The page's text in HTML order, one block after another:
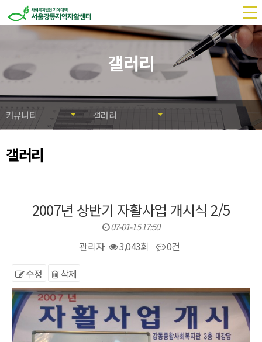
메
뉴
열
기
갤러리
커뮤니티 갤러리
갤러리
2007년 상반기 자활사업 개시식 2/5
07-01-15 17:50
관리자 3,043회
0건
수정
삭제
본문